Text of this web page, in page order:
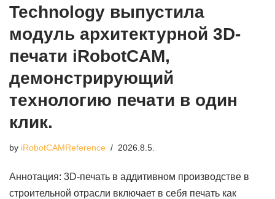
Technology выпустила
модуль архитектурной 3D-
печати iRobotCAM,
демонстрирующий
технологию печати в один
клик.
by iRobotCAMReference 2026.8.5.
Аннотация: 3D-печать в аддитивном производстве в
строительной отрасли включает в себя печать как